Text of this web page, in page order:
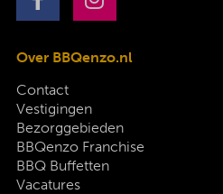
Over BBQenzo.nl
Contact
Vestigingen
Bezorggebieden
BBQenzo Franchise
BBQ Buffetten
Vacatures